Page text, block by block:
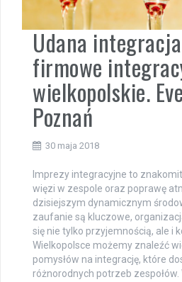
Udana
firmowe
wielkopolskie.
Poznań
30 maja 2018
Imprezy integracyjne to
więzi w zespole oraz poprawę
dzisiejszym dynamicznym
zaufanie są kluczowe,
się nie tylko przyjemnością, ale i
Wielkopolsce możemy znaleźć
pomysłów na integrację, które
różnorodnych potrzeb